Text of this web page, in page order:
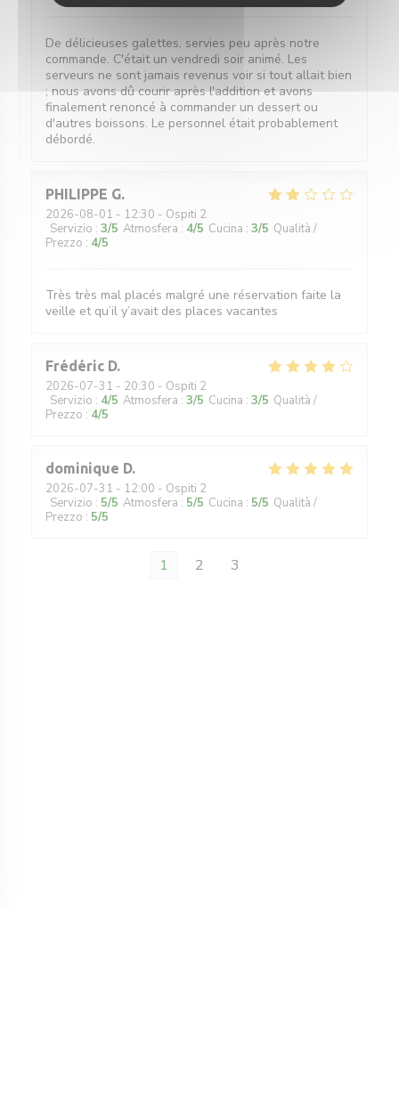
De délicieuses galettes, servies peu après notre
commande. C'était un vendredi soir animé. Les
serveurs ne sont jamais revenus voir si tout allait bien
; nous avons dû courir après l'addition et avons
finalement renoncé à commander un dessert ou
d'autres boissons. Le personnel était probablement
débordé.
PHILIPPE G
2026-08-01 - 12:30 - Ospiti 2
Servizio : 3/5 Atmosfera : 4/5 Cucina : 3/5 Qualità /
Prezzo : 4/5
Très très mal placés malgré une réservation faite la
veille et qu’il y’avait des places vacantes
Frédéric D
2026-07-31 - 20:30 - Ospiti 2
Servizio : 4/5 Atmosfera : 3/5 Cucina : 3/5 Qualità /
Prezzo : 4/5
dominique D
2026-07-31 - 12:00 - Ospiti 2
Servizio : 5/5 Atmosfera : 5/5 Cucina : 5/5 Qualità /
Prezzo : 5/5
1 2 3